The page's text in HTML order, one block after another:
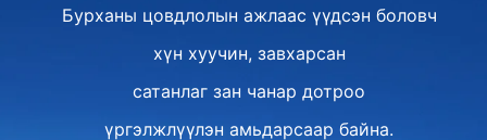
Бурханы цовдлолын ажлаас үүдсэн боловч
хүн хуучин, завхарсан
сатанлаг зан чанар дотроо
үргэлжлүүлэн амьдарсаар байна.